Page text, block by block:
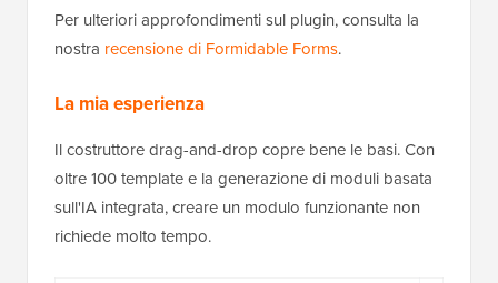
Per ulteriori approfondimenti sul plugin, consulta la
nostra recensione di Formidable Forms.
La mia esperienza
Il costruttore drag-and-drop copre bene le basi. Con
oltre 100 template e la generazione di moduli basata
sull'IA integrata, creare un modulo funzionante non
richiede molto tempo.